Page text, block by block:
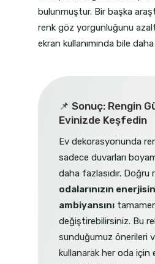
bulunmuştur. Bir başka
renk göz yorgunluğunu
ekran kullanımında bile
📌 Sonuç: Rengin
Evinizde Keşfedin
Ev dekorasyonunda
sadece duvarları
daha fazlasıdır. Doğru
odalarınızın
ambiyansını
değiştirebilirsiniz. Bu
sunduğumuz önerileri
kullanarak her oda için